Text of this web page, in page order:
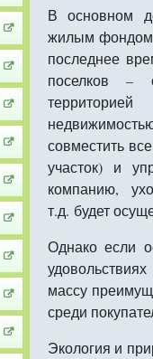
В основном
жилым фондом
последнее
поселков –
совместить
участок) и
компанию,
т.д. будет
Однако если
массу
среди
Экология и